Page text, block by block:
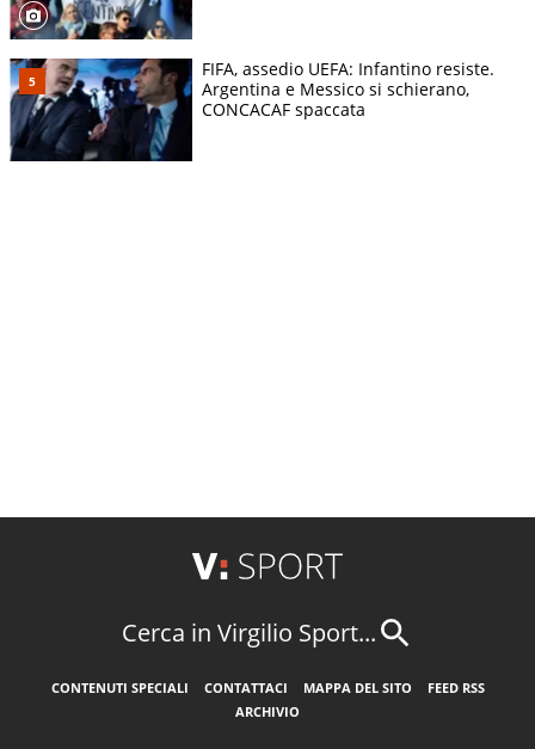
FIFA, assedio UEFA: Infantino resiste.
Argentina e Messico si schierano,
CONCACAF spaccata
Cerca in Virgilio Sport...
CONTENUTI SPECIALI CONTATTACI MAPPA DEL SITO
FEED RSS
ARCHIVIO